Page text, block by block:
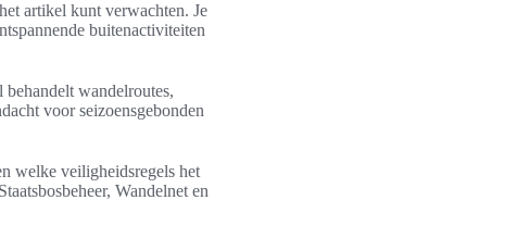
artikel kunt verwachten. Je
buitenactiviteiten
wandelroutes,
voor seizoensgebonden
welke veiligheidsregels het
Wandelnet en